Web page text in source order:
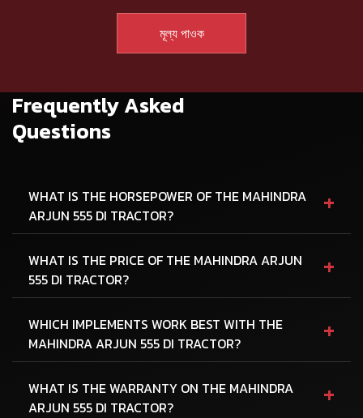
Frequently Asked
Questions
WHAT IS THE HORSEPOWER OF THE MAHINDRA
ARJUN 555 DI TRACTOR?
+
WHAT IS THE PRICE OF THE MAHINDRA ARJUN
555 DI TRACTOR?
+
WHICH IMPLEMENTS WORK BEST WITH THE
MAHINDRA ARJUN 555 DI TRACTOR?
+
WHAT IS THE WARRANTY ON THE MAHINDRA
ARJUN 555 DI TRACTOR?
+